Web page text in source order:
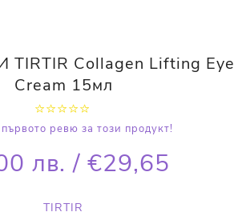
Collagen Lifting Eye
Cream 15мл
ревю за този продукт!
лв. / €29,65
TIRTIR